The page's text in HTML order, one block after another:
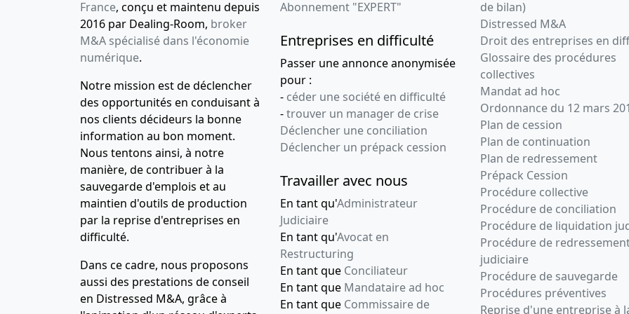
23-07-2019
Ordonnance du
Prorogation du délai de
réunion de l'A.G.
chargée d'approuver
les comptes
17-10-2018
Procès-verbal du
d'administration,
Statuts mis à jour
4 juillet 2018 , 31 juillet
2018 , 29 juin 2018 , 21
septembre 2018 , 2
octobre 2018 , , 14
septembre 2018
17-10-2018
Procès-verbal
d'assemblée
générale mixte
France, conçu et maintenu depuis
2016 par Dealing-Room, broker
M&A spécialisé dans l'économie
numérique.
Notre mission est de déclencher
des opportunités en conduisant à
nos clients décideurs la bonne
information au bon moment.
Nous tentons ainsi, à notre
manière, de contribuer à la
sauvegarde d'emplois et au
maintien d'outils de production
par la reprise d'entreprises en
difficulté.
Dans ce cadre, nous proposons
aussi des prestations de conseil
en Distressed M&A, grâce à
Abonnement "EXPERT"
Entreprises en difficulté
Passer une annonce anonymisée
pour :
- céder une société en difficulté
-trouver un manager de crise
Déclencher une conciliation
Déclencher un prépack cession
Travailler avec nous
En tant qu'Administrateur
Judiciaire
En tant qu'Avocat en
Restructuring
En tant que Conciliateur
En tant que Mandataire ad hoc
En tant que Commissaire de
de bilan)
Distressed M&A
Droit des entreprises en
Glossaire des procédures
collectives
Mandat ad hoc
Ordonnance du 12 mars
Plan de cession
Plan de continuation
Plan de redressement
Prépack Cession
Procédure collective
Procédure de conciliation
Procédure de liquidation
Procédure de
judiciaire
Procédure de sauvegarde
Procédures préventives
Reprise d'une entreprise à